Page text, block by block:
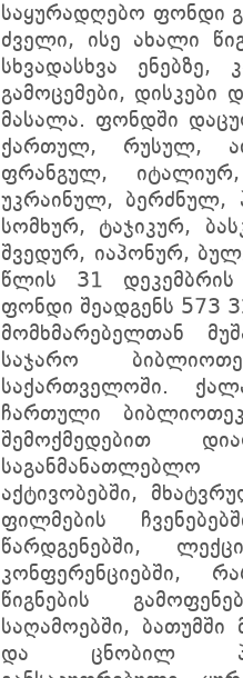
საყურადღებო ფონდი
ძველი, ისე ახალი
სხვადასხვა
გამოცემები, დისკები
მასალა. ფონდში
ქართულ, რუსულ,
ფრანგულ,
უკრაინულ, ბერძნულ,
სომხურ, ტაჯიკურ,
შვედურ, იაპონურ,
წლის 31
ფონდი შეადგენს 573
მომხმარებელთან
საჯარო
საქართველოში.
ჩართული
შემოქმედებით
აქტივობებში,
ფილმების
წარდგენებში,
კონფერენციებში,
წიგნების
საღამოებში,
და ცნობილ